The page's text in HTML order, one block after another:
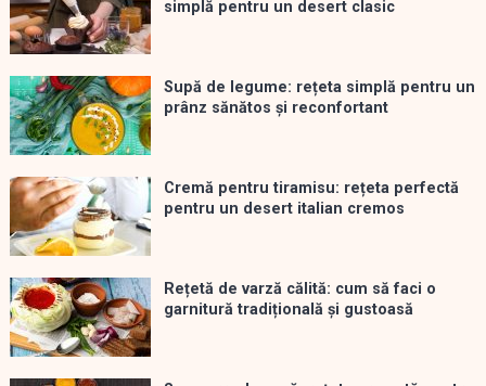
simplă pentru un desert clasic
Supă de legume: rețeta simplă pentru un
prânz sănătos și reconfortant
Cremă pentru tiramisu: rețeta perfectă
pentru un desert italian cremos
Rețetă de varză călită: cum să faci o
garnitură tradițională și gustoasă